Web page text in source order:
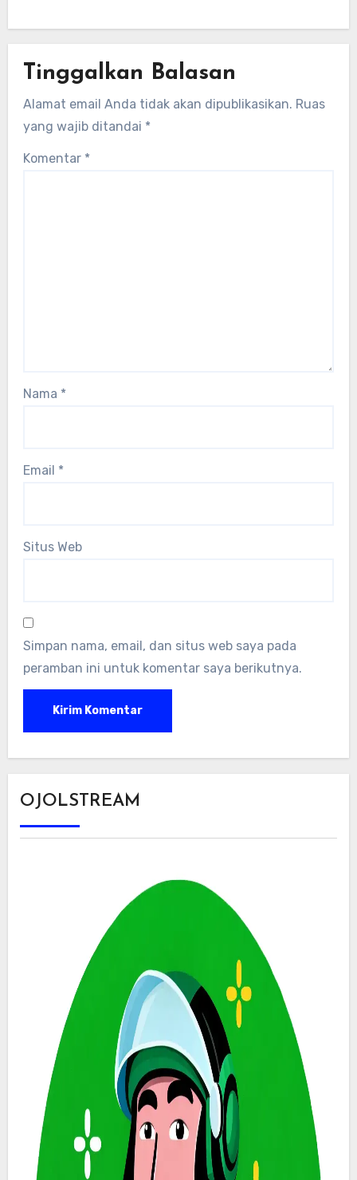
Tinggalkan Balasan
Alamat email Anda tidak akan dipublikasikan. Ruas
yang wajib ditandai *
Komentar *
Nama *
Email *
Situs Web
Simpan nama, email, dan situs web saya pada
peramban ini untuk komentar saya berikutnya.
OJOLSTREAM